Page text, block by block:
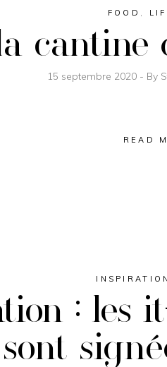
FOOD ,
cantine
15 septembre 2020 By
READ
: les
sont